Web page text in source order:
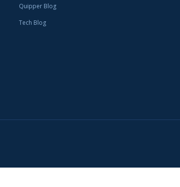
Quipper Blog
Tech Blog